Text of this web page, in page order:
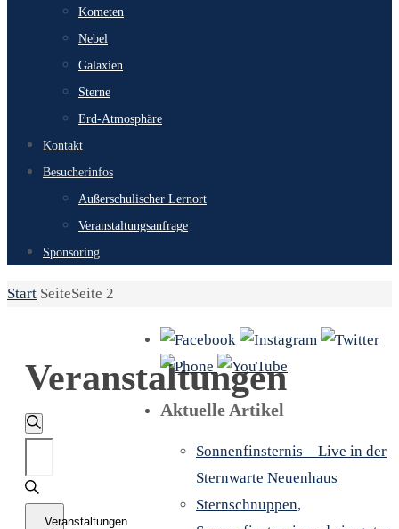
Kometen
Nebel
Galaxien
Sterne
Erd-Atmosphäre
Kontakt
Besucherinfos
Außerschulischer Lernort
Veranstaltungsanfrage
Sponsoring
Start SeiteSeite 2
Veranstaltungen
Veranstaltungen
Suche
Suche
Schlüsselwort
eingeben.
Veranstaltungen
Aktuelle Artikel
Sonnenfinsternis – Live in der
Sternwarte Neuenhaus
Sternschnuppen,